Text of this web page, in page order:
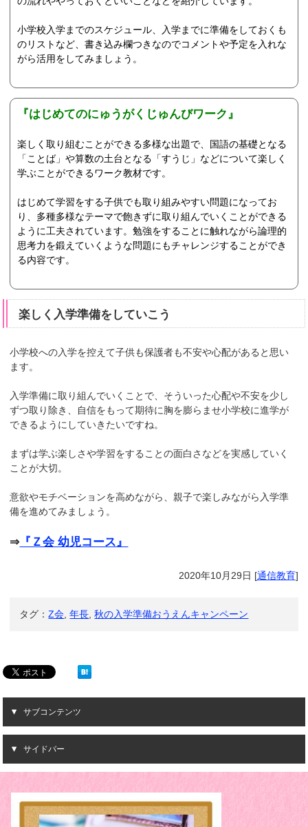
小学校入学までのスケジュール、入学までに準備をしておくも
のリストなど、書き込み欄つきなのでコメントや予定を入れな
がら活用をしてみましょう。
『はじめてのにゅうがくじゅんびワーク』
楽しく取り組むことができる多様な出題で、国語の基礎となる
「ことば」や算数の土台となる「すうじ」などについて楽しく
学ぶことができるワーク教材です。
はじめて学習をする子供でも取り組みやすい問題になってお
り、多種多様なテーマで飽きずに取り組んでいくことができる
ように工夫されています。勉強をすることに触れながら論理的
思考力を鍛えていくような問題にもチャレンジすることができ
る内容です。
楽しく入学準備をしていこう
小学校への入学を控えて子供も保護者も不安や心配があると思い
ます。
入学準備に取り組んでいくことで、そういった心配や不安を少し
ずつ取り除き、自信をもって期待に胸を膨らませ小学校に進学が
できるようにしていきたいですね。
まずは学ぶ楽しさや学習をすることの面白さなどを実感していく
ことが大切。
意欲やモチベーションを高めながら、親子で楽しみながら入学準
備を進めてみましょう。
⇒ 『Ｚ会 幼児コース』
2020年10月29日 [通信教育]
タグ：Z会 ,年長 ,秋の入学準備おうえんキャンペーン
サブコンテンツ
サイドバー